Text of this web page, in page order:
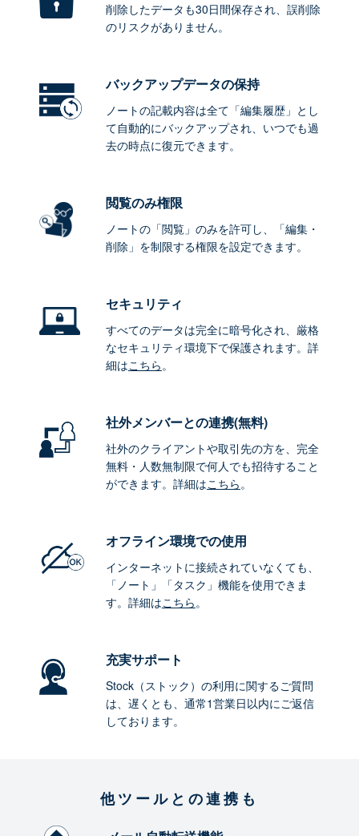
削除したデータも30日間保存され、誤削除
のリスクがありません。
バックアップデータの保持
ノートの記載内容は全て「編集履歴」とし
て自動的にバックアップされ、いつでも過
去の時点に復元できます。
閲覧のみ権限
ノートの「閲覧」のみを許可し、「編集・
削除」を制限する権限を設定できます。
セキュリティ
すべてのデータは完全に暗号化され、厳格
なセキュリティ環境下で保護されます。詳
細はこちら。
社外メンバーとの連携(無料)
社外のクライアントや取引先の方を、完全
無料・人数無制限で何人でも招待すること
ができます。詳細はこちら。
オフライン環境での使用
インターネットに接続されていなくても、
「ノート」「タスク」機能を使用できま
す。詳細はこちら。
充実サポート
Stock（ストック）の利用に関するご質問
は、遅くとも、通常1営業日以内にご返信
しております。
他ツールとの連携も